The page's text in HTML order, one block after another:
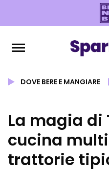
DOVE BERE E MANGIARE
La magia di
cucina
trattorie